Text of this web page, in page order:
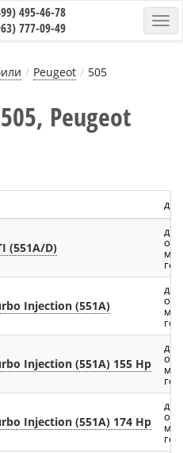
495-46-78
777-09-49
Peugeot 505
Peugeot
(551A/D)
Injection (551A)
Injection (551A) 155 Hp
Injection (551A) 174 Hp